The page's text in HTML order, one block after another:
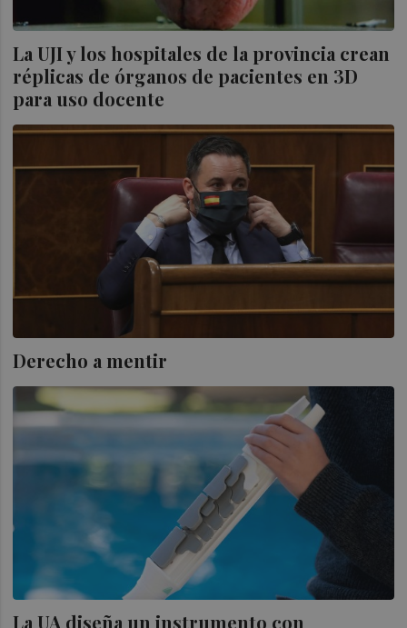
La UJI y los hospitales de la provincia crean
réplicas de órganos de pacientes en 3D
para uso docente
Derecho a mentir
La UA diseña un instrumento con